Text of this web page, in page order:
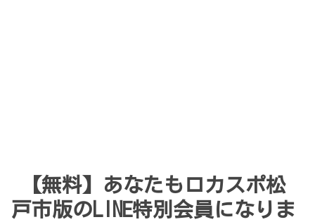
【無料】あなたもロカスポ松
戸市版のLINE特別会員になりま